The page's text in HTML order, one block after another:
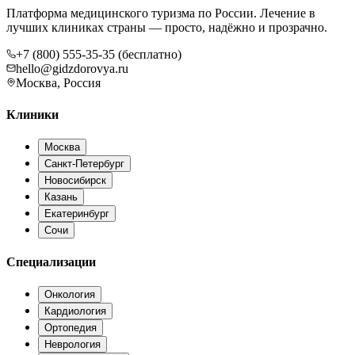
Платформа медицинского туризма по России. Лечение в
лучших клиниках страны — просто, надёжно и прозрачно.
+7 (800) 555-35-35 (бесплатно)
hello@gidzdorovya.ru
Москва, Россия
Клиники
Москва
Санкт-Петербург
Новосибирск
Казань
Екатеринбург
Сочи
Специализации
Онкология
Кардиология
Ортопедия
Неврология